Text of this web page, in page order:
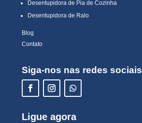
Desentupidora de Pia de Cozinha
Desentupidora de Ralo
Blog
Contato
Siga-nos nas redes sociais
Ligue agora